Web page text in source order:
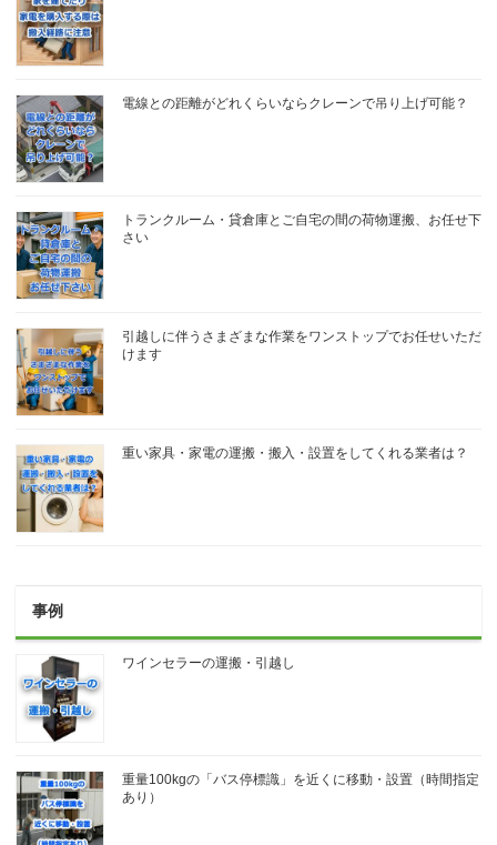
電線との距離がどれくらいならクレーンで吊り上げ可能？
トランクルーム・貸倉庫とご自宅の間の荷物運搬、お任せ下
さい
引越しに伴うさまざまな作業をワンストップでお任せいただ
けます
重い家具・家電の運搬・搬入・設置をしてくれる業者は？
事例
ワインセラーの運搬・引越し
重量100kgの「バス停標識」を近くに移動・設置（時間指定
あり）